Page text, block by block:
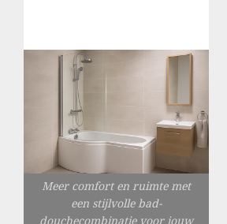
Meer comfort en ruimte met
een stijlvolle bad-
douchecombinatie voor jouw